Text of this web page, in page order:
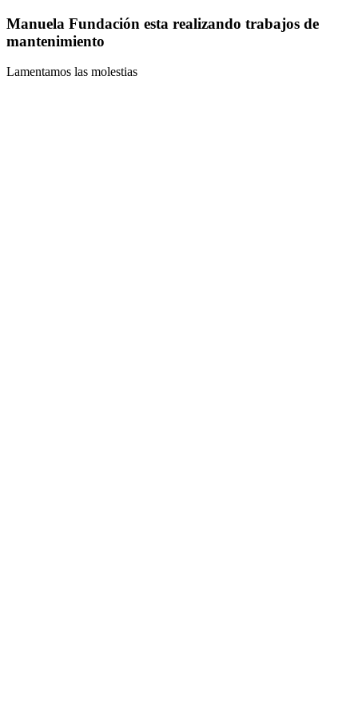
Manuela Fundación esta realizando trabajos de
mantenimiento
Lamentamos las molestias